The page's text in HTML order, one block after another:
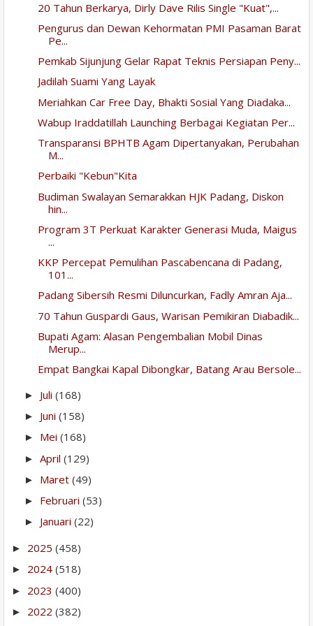
20 Tahun Berkarya, Dirly Dave Rilis Single "Kuat",...
Pengurus dan Dewan Kehormatan PMI Pasaman Barat
Pe...
Pemkab Sijunjung Gelar Rapat Teknis Persiapan Peny...
Jadilah Suami Yang Layak
Meriahkan Car Free Day, Bhakti Sosial Yang Diadaka...
Wabup Iraddatillah Launching Berbagai Kegiatan Per...
Transparansi BPHTB Agam Dipertanyakan, Perubahan
M...
Perbaiki "Kebun"Kita
Budiman Swalayan Semarakkan HJK Padang, Diskon
hin...
Program 3T Perkuat Karakter Generasi Muda, Maigus
...
KKP Percepat Pemulihan Pascabencana di Padang,
101...
Padang Sibersih Resmi Diluncurkan, Fadly Amran Aja...
70 Tahun Guspardi Gaus, Warisan Pemikiran Diabadik...
Bupati Agam: Alasan Pengembalian Mobil Dinas
Merup...
Empat Bangkai Kapal Dibongkar, Batang Arau Bersole...
► Juli (168)
► Juni (158)
► Mei (168)
► April (129)
► Maret (49)
► Februari (53)
► Januari (22)
► 2025 (458)
► 2024 (518)
► 2023 (400)
► 2022 (382)